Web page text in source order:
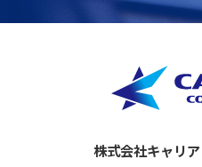
株式会社キャリ